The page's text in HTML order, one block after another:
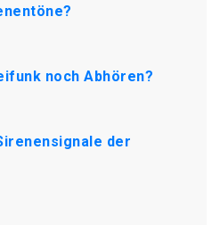
noch Abhören?
der